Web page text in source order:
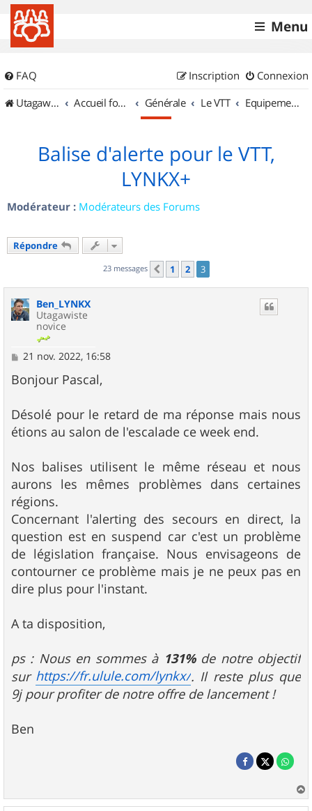
Menu
FAQ Connexion
Inscription
UtagawaVTT (Randos VTT et VTTAE avec traces GPS)
Accueil forum Générale Le VTT Equipements et Accessoires
Balise d'alerte pour le VTT,
LYNKX+
Modérateur : Modérateurs des Forums
Répondre
23 messages Précédent
1 2 3
Ben_LYNKX
Utagawiste
novice
M
s
s
g
e
21 nov. 2022, 16:58
Bonjour Pascal,
Désolé pour le retard de ma réponse mais nous
étions au salon de l'escalade ce week end.
Nos balises utilisent le même réseau et nous
aurons les mêmes problèmes dans certaines
régions.
Concernant l'alerting des secours en direct, la
question est en suspend car c'est un problème
de législation française. Nous envisageons de
contourner ce problème mais je ne peux pas en
dire plus pour l'instant.
A ta disposition,
ps : Nous en sommes à 131%de notre objectif
sur https://fr.ulule.com/lynkx/. Il reste plus que
9j pour profiter de notre offre de lancement !
Ben
a